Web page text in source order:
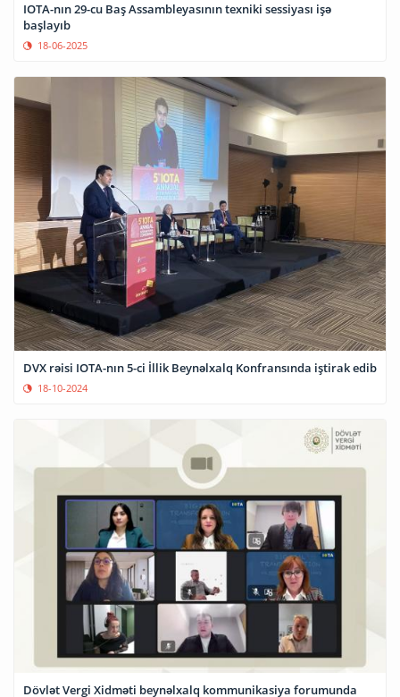
IOTA-nın 29-cu Baş Assambleyasının texniki sessiyası işə
başlayıb
18-06-2025
DVX rəisi IOTA-nın 5-ci İllik Beynəlxalq Konfransında iştirak edib
18-10-2024
Dövlət Vergi Xidməti beynəlxalq kommunikasiya forumunda